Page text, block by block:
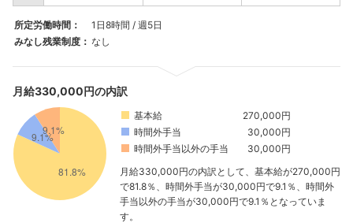
所定労働時間：
1日8時間 / 週5日
みなし残業制度： なし
月給330,000円の内訳
基本給
270,000円
時間外手当
30,000円
時間外手当以外の手当
30,000円
月給330,000円の内訳として、基本給が270,000円
で81.8％、時間外手当が30,000円で9.1％、時間外
手当以外の手当が30,000円で9.1％となっていま
す。